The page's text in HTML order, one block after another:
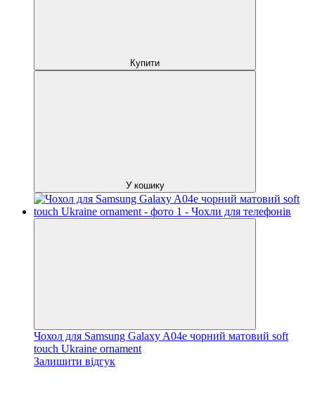
Купити
У кошику
Чохол для Samsung Galaxy A04e чорний матовий soft
touch Ukraine ornament
Залишити відгук